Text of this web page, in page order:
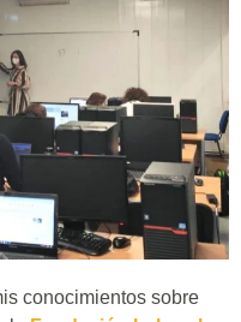
conocimientos sobre